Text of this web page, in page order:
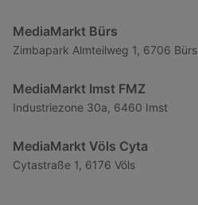
MediaMarkt Bürs
Zimbapark Almteilweg 1, 6706 Bürs
MediaMarkt Imst FMZ
Industriezone 30a, 6460 Imst
MediaMarkt Völs Cyta
Cytastraße 1, 6176 Völs